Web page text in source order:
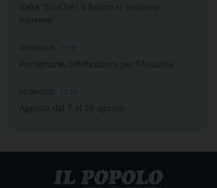
Italia “EcoChè? Il futuro si sostiene.
Insieme”
06/08/2026 11:31
Pordenone, celebrazioni per l’Assunta
06/08/2026 11:11
Agenda dal 7 al 29 agosto